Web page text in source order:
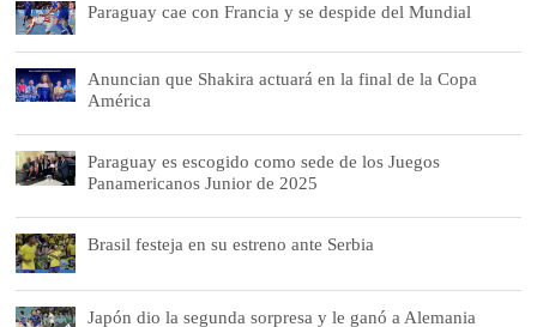
Paraguay cae con Francia y se despide del Mundial
Anuncian que Shakira actuará en la final de la Copa
América
Paraguay es escogido como sede de los Juegos
Panamericanos Junior de 2025
Brasil festeja en su estreno ante Serbia
Japón dio la segunda sorpresa y le ganó a Alemania